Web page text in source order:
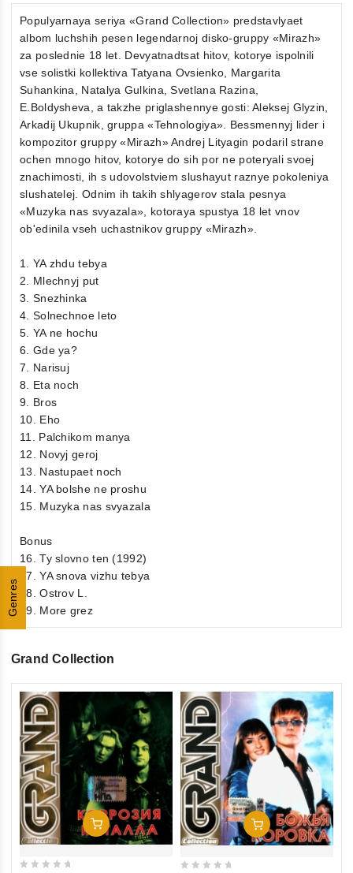
Genres
Populyarnaya seriya «Grand Collection» predstavlyaet
albom luchshih pesen legendarnoj disko-gruppy «Mirazh»
za poslednie 18 let. Devyatnadtsat hitov, kotorye ispolnili
vse solistki kollektiva Tatyana Ovsienko, Margarita
Suhankina, Natalya Gulkina, Svetlana Razina,
E.Boldysheva, a takzhe priglashennye gosti: Aleksej Glyzin,
Arkadij Ukupnik, gruppa «Tehnologiya». Bessmennyj lider i
kompozitor gruppy «Mirazh» Andrej Lityagin podaril strane
ochen mnogo hitov, kotorye do sih por ne poteryali svoej
znachimosti, ih s udovolstviem slushayut raznye pokoleniya
slushatelej. Odnim ih takih shlyagerov stala pesnya
«Muzyka nas svyazala», kotoraya spustya 18 let vnov
ob'edinila vseh uchastnikov gruppy «Mirazh».
1. YA zhdu tebya
2. Mlechnyj put
3. Snezhinka
4. Solnechnoe leto
5. YA ne hochu
6. Gde ya?
7. Narisuj
8. Eta noch
9. Bros
10. Eho
11. Palchikom manya
12. Novyj geroj
13. Nastupaet noch
14. YA bolshe ne proshu
15. Muzyka nas svyazala
Bonus
16. Ty slovno ten (1992)
17. YA snova vizhu tebya
18. Ostrov L.
19. More grez
Grand Collection
In Den Warenkorb In Den Warenkorb